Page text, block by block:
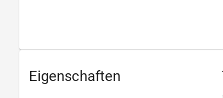
Eigenschaften